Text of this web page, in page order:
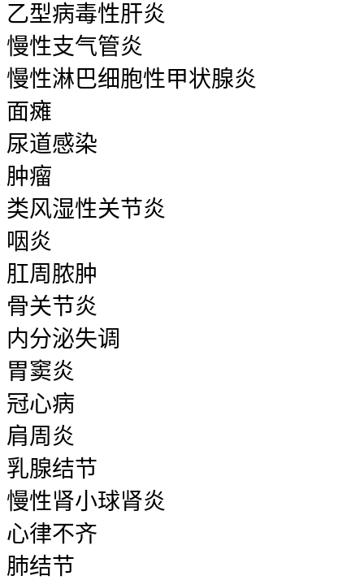
乙型病毒性肝炎
慢性支气管炎
慢性淋巴细胞性甲状腺炎
面瘫
尿道感染
肿瘤
类风湿性关节炎
咽炎
肛周脓肿
骨关节炎
内分泌失调
胃窦炎
冠心病
肩周炎
乳腺结节
慢性肾小球肾炎
心律不齐
肺结节